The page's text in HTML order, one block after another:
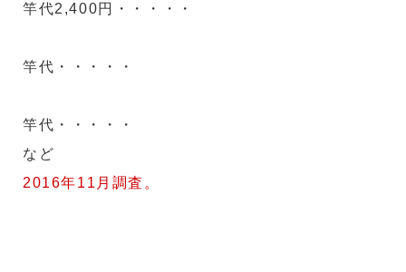
竿代2,400円・・・・・
竿代・・・・・
竿代・・・・・
など
2016年11月調査。